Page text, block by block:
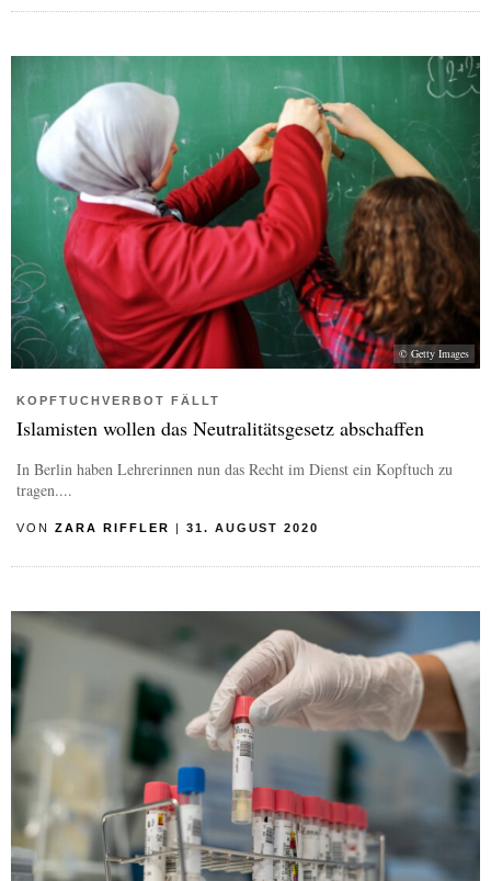
© Getty Images
KOPFTUCHVERBOT FÄLLT
Islamisten wollen das Neutralitätsgesetz abschaffen
In Berlin haben Lehrerinnen nun das Recht im Dienst ein Kopftuch zu
tragen....
VON ZARA RIFFLER | 31. AUGUST 2020